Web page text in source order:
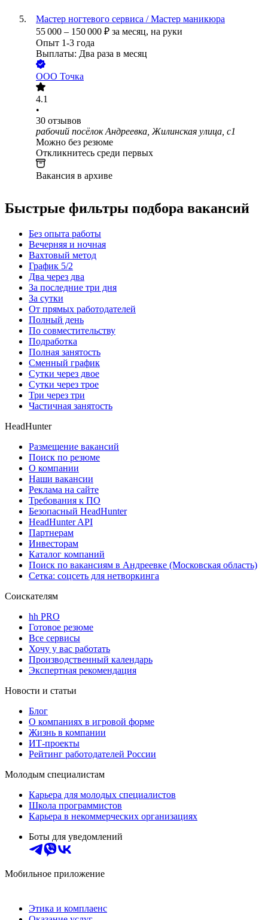
Мастер ногтевого сервиса / Мастер маникюра
55 000 – 150 000 ₽ за месяц, на руки
Опыт 1-3 года
Выплаты: Два раза в месяц
ООО Точка
4.1
•
30 отзывов
рабочий посёлок Андреевка, Жилинская улица, с1
Можно без резюме
Откликнитесь среди первых
Вакансия в архиве
Быстрые фильтры подбора вакансий
Без опыта работы
Вечерняя и ночная
Вахтовый метод
График 5/2
Два через два
За последние три дня
За сутки
От прямых работодателей
Полный день
По совместительству
Подработка
Полная занятость
Сменный график
Сутки через двое
Сутки через трое
Три через три
Частичная занятость
HeadHunter
Размещение вакансий
Поиск по резюме
О компании
Наши вакансии
Реклама на сайте
Требования к ПО
Безопасный HeadHunter
HeadHunter API
Партнерам
Инвесторам
Каталог компаний
Поиск по вакансиям в Андреевке (Московская область)
Сетка: соцсеть для нетворкинга
Соискателям
hh PRO
Готовое резюме
Все сервисы
Хочу у вас работать
Производственный календарь
Экспертная рекомендация
Новости и статьи
Блог
О компаниях в игровой форме
Жизнь в компании
ИТ-проекты
Рейтинг работодателей России
Молодым специалистам
Карьера для молодых специалистов
Школа программистов
Карьера в некоммерческих организациях
Боты для уведомлений
Мобильное приложение
Этика и комплаенс